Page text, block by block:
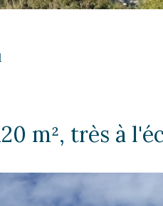
m², très à